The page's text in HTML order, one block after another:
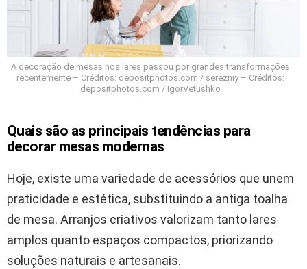
A decoração de mesas nos lares passou por grandes transformações
recentemente – Créditos: depositphotos.com / serezniy – Créditos:
depositphotos.com / IgorVetushko
Quais são as principais tendências para
decorar mesas modernas
Hoje, existe uma variedade de acessórios que unem
praticidade e estética, substituindo a antiga toalha
de mesa. Arranjos criativos valorizam tanto lares
amplos quanto espaços compactos, priorizando
soluções naturais e artesanais.